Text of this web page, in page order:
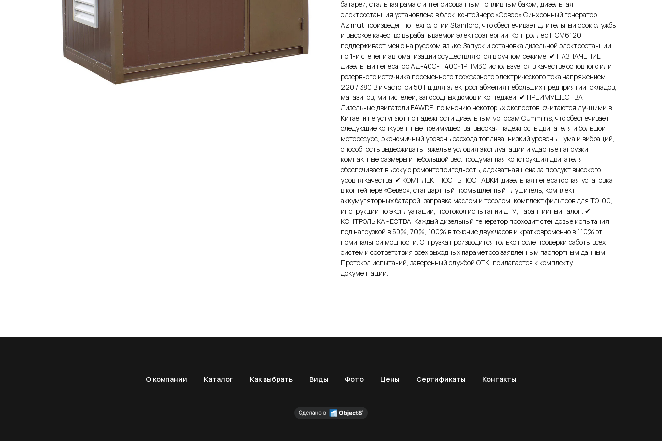
батареи, стальная рама с интегрированным топливным баком, дизельная
электростанция установлена в блок-контейнере «Север» Синхронный генератор
Azimut произведен по технологии Stamford, что обеспечивает длительный срок службы
и высокое качество вырабатываемой электроэнергии. Контроллер HGM6120
поддерживает меню на русском языке. Запуск и остановка дизельной электростанции
по 1-й степени автоматизации осуществляются в ручном режиме. ✔ НАЗНАЧЕНИЕ:
Дизельный генератор АД-40С-Т400-1РНМ30 используется в качестве основного или
резервного источника переменного трехфазного электрического тока напряжением
220 / 380 В и частотой 50 Гц для электроснабжения небольших предприятий, складов,
магазинов, миниотелей, загородных домов и коттеджей. ✔ ПРЕИМУЩЕСТВА:
Дизельные двигатели FAWDE, по мнению некоторых экспертов, считаются лучшими в
Китае, и не уступают по надежности дизельным моторам Cummins, что обеспечивает
следующие конкурентные преимущества: высокая надежность двигателя и большой
моторесурс, экономичный уровень расхода топлива, низкий уровень шума и вибраций,
способность выдерживать тяжелые условия эксплуатации и ударные нагрузки,
компактные размеры и небольшой вес. продуманная конструкция двигателя
обеспечивает высокую ремонтопригодность, адекватная цена за продукт высокого
уровня качества. ✔ КОМПЛЕКТНОСТЬ ПОСТАВКИ: дизельная генераторная установка
в контейнере «Север», стандартный промышленный глушитель, комплект
аккумуляторных батарей, заправка маслом и тосолом, комплект фильтров для ТО-00,
инструкции по эксплуатации, протокол испытаний ДГУ, гарантийный талон. ✔
КОНТРОЛЬ КАЧЕСТВА: Каждый дизельный генератор проходит стендовые испытания
под нагрузкой в 50%, 70%, 100% в течение двух часов и кратковременно в 110% от
номинальной мощности. Отгрузка производится только после проверки работы всех
систем и соответствия всех выходных параметров заявленным паспортным данным.
Протокол испытаний, заверенный службой ОТК, прилагается к комплекту
документации.
О компании Каталог Как выбрать Виды Фото Цены Сертификаты Контакты